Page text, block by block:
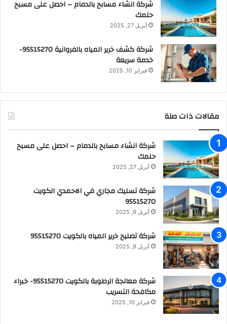
شركة انشاء مسابح بالدمام – احصل على مسبح
حلمك
أبريل 27, 2025
شركة كشف خرير المياه بالفروانية 95515270-
خدمة سريعة
فبراير 10, 2025
مقالات ذات صلة
شركة انشاء مسابح بالدمام – احصل على مسبح
حلمك
أبريل 27, 2025
شركة تسليك مجاري في الاحمدي الكويت
95515270
أبريل 9, 2025
شركة تصليح خرير المياه بالكويت 95515270
أبريل 9, 2025
شركة معالجة الرطوبة بالكويت 95515270- خبراء
مكافحة التسريب
فبراير 10, 2025